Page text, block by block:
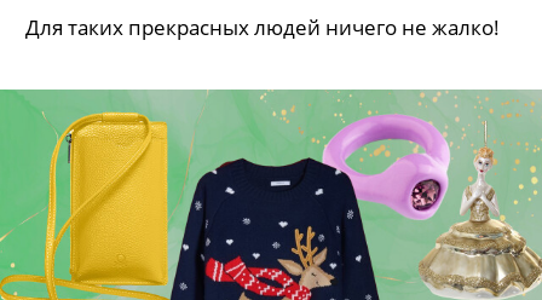
Для таких прекрасных людей ничего не жалко!